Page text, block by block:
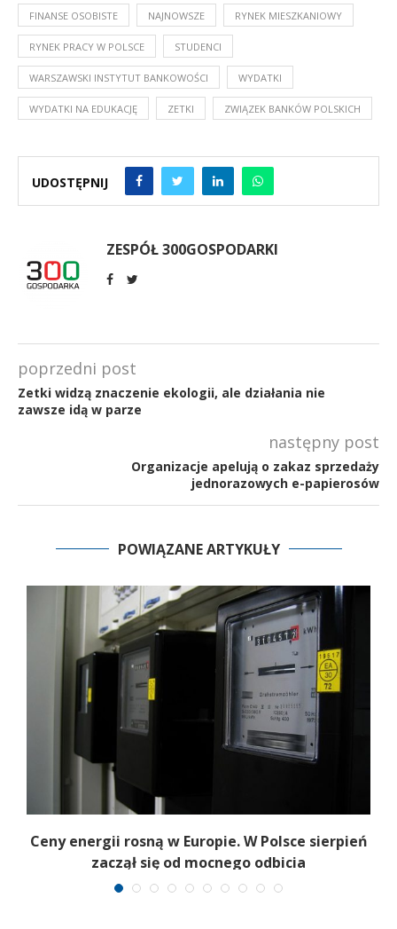
FINANSE OSOBISTE NAJNOWSZE RYNEK MIESZKANIOWY
RYNEK PRACY W POLSCE STUDENCI
WARSZAWSKI INSTYTUT BANKOWOŚCI WYDATKI
WYDATKI NA EDUKACJĘ ZETKI ZWIĄZEK BANKÓW POLSKICH
UDOSTĘPNIJ
ZESPÓŁ 300GOSPODARKI
poprzedni post
Zetki widzą znaczenie ekologii, ale działania nie
zawsze idą w parze
następny post
Organizacje apelują o zakaz sprzedaży
jednorazowych e-papierosów
POWIĄZANE ARTYKUŁY
Ceny energii rosną w Europie. W Polsce sierpień
zaczął się od mocnego odbicia